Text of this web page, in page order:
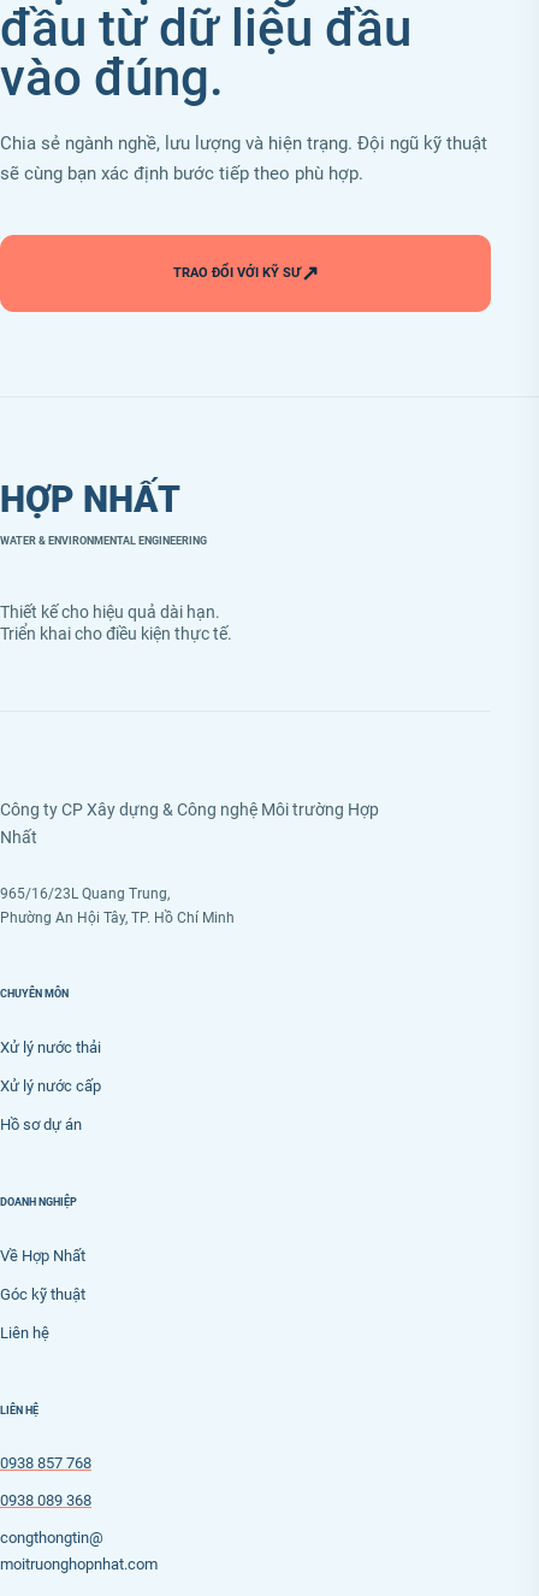
đầu từ dữ liệu đầu
vào đúng.
Chia sẻ ngành nghề, lưu lượng và hiện trạng. Đội ngũ kỹ thuật
sẽ cùng bạn xác định bước tiếp theo phù hợp.
TRAO ĐỔI VỚI KỸ SƯ↗
HỢP NHẤT
WATER & ENVIRONMENTAL ENGINEERING
Thiết kế cho hiệu quả dài hạn.
Triển khai cho điều kiện thực tế.
Công ty CP Xây dựng & Công nghệ Môi trường Hợp
Nhất
965/16/23L Quang Trung,
Phường An Hội Tây, TP. Hồ Chí Minh
CHUYÊN MÔN
Xử lý nước thải
Xử lý nước cấp
Hồ sơ dự án
DOANH NGHIỆP
Về Hợp Nhất
Góc kỹ thuật
Liên hệ
LIÊN HỆ
0938 857 768
0938 089 368
congthongtin@
moitruonghopnhat.com